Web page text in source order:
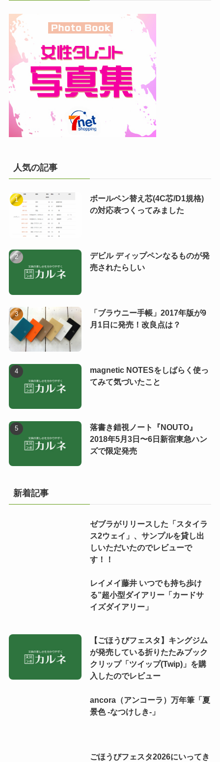
人気の記事
ボールペン替え芯(4C芯/D1規格)
の対応表つくってみました
デビル ディップペンなるものが発
売されたらしい
「ブラウニー手帳」2017年版が9
月1日に発売！改良点は？
magnetic NOTESをしばらく使っ
てみて気づいたこと
落書き錯視ノート『NOUTO』
2018年5月3日〜6日新宿東急ハン
ズで限定発売
新着記事
ゼブラがリリースした「スタイラ
ス2ウェイ」、サンプルを貸し出
しいただいたのでレビューで
す！！
レイメイ藤井 いつでも持ち歩け
る”超小型ダイアリー「カードサ
イズダイアリー」
【ごほうびフェスタ】キングジム
が発売している折りたたみブック
クリップ「ツイップ(Twip)」を購
入したのでレビュー
ancora（アンコーラ）万年筆「夏
景色 -なつけしき-」
ごほうびフェスタ2026にいってき